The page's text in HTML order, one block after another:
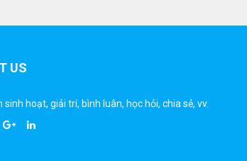
US
sinh hoạt, giải trí, bình luân, học hỏi, chia sẻ, vv.